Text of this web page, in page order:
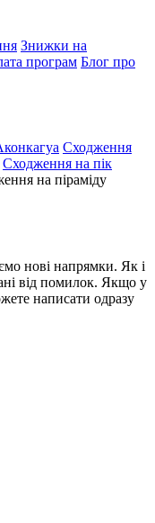
Знижки на
програм Блог про
Сходження
Сходження на пік
на піраміду
нові напрямки. Як і
від помилок. Якщо у
написати одразу